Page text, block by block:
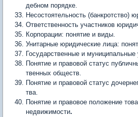
дебном порядке.
Несостоятельность (банкротство)
Ответственность участников
Корпорации: понятие и виды.
Унитарные юридические лица:
Государственные и муниципальные
Понятие и правовой статус
твенных обществ.
Понятие и правовой статус
тва.
Понятие и правовое положение
недвижимости.